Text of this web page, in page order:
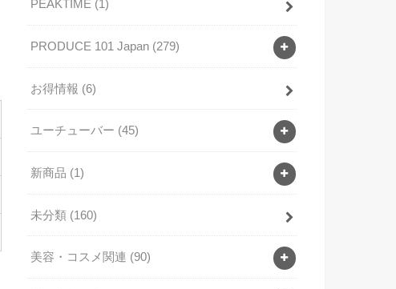
PEAKTIME (1)
PRODUCE 101 Japan (279)
お得情報 (6)
ユーチューバー (45)
新商品 (1)
未分類 (160)
美容・コスメ関連 (90)